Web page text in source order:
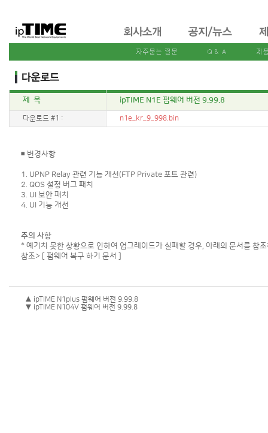
제 목 ipTIME N1E 펌웨어 버전 9.99.8
다운로드 #1 : n1e_kr_9_998.bin
◾ 변경사항
1. UPNP Relay 관련 기능 개선(FTP Private 포트 관련)
2. QOS 설정 버그 패치
3. UI 보안 패치
4. UI 기능 개선
주의 사항
* 예기치 못한 상황으로 인하여 업그레이드가 실패할 경우, 아래의 문서를 참
참조>
[ 펌웨어 복구 하기 문서 ]
▲ ipTIME N1plus 펌웨어 버전 9.99.8
▼ ipTIME N104V 펌웨어 버전 9.99.8